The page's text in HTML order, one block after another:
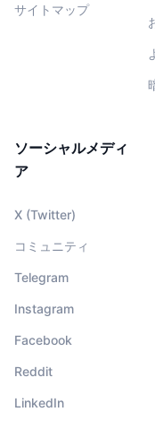
サイトマップ
ソーシャルメディ
ア
X (Twitter)
コミュニティ
Telegram
Instagram
Facebook
Reddit
LinkedIn